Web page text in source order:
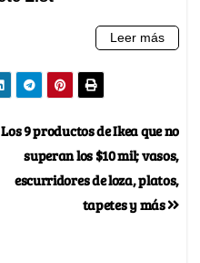
Los 9 productos de Ikea que no
superan los $10 mil; vasos,
escurridores de loza, platos,
tapetes y más